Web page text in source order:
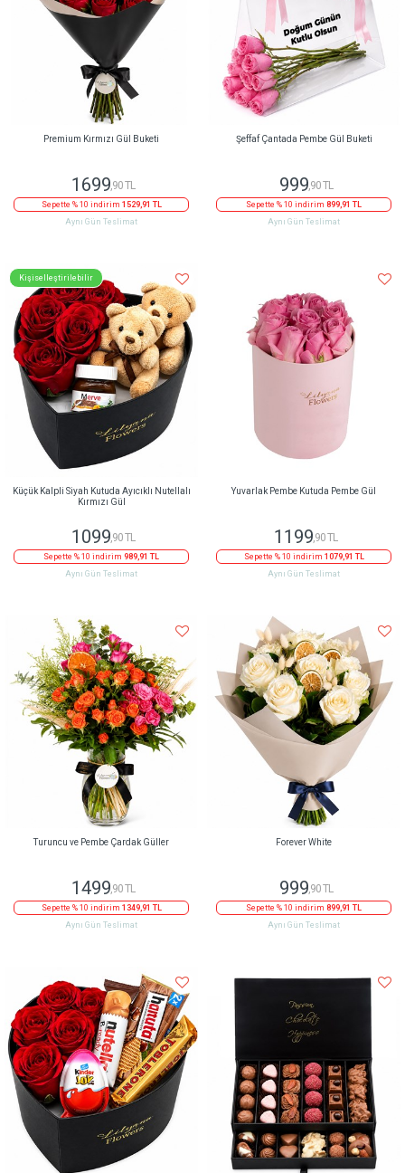
Premium Kırmızı Gül Buketi
1699,90 TL
Sepette % 10 indirim 1529,91 TL
Aynı Gün Teslimat
Şeffaf Çantada Pembe Gül Buketi
999,90 TL
Sepette % 10 indirim 899,91 TL
Aynı Gün Teslimat
Kişiselleştirilebilir
Küçük Kalpli Siyah Kutuda Ayıcıklı Nutellalı
Kırmızı Gül
1099 ,90 TL
Sepette % 10 indirim 989,91 TL
Aynı Gün Teslimat
Yuvarlak Pembe Kutuda Pembe Gül
1199 ,90 TL
Sepette % 10 indirim 1079,91 TL
Aynı Gün Teslimat
Turuncu ve Pembe Çardak Güller
1499,90 TL
Sepette % 10 indirim 1349,91 TL
Aynı Gün Teslimat
Forever White
999,90 TL
Sepette % 10 indirim 899,91 TL
Aynı Gün Teslimat